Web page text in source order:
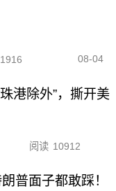
08-04
港除外”，撕开美
阅读 10912
普面子都敢踩！